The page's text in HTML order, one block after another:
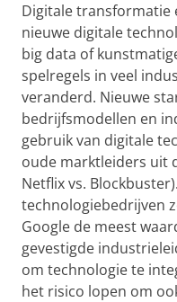
Digitale transformatie
nieuwe digitale
big data of
spelregels in veel
veranderd. Nieuwe
bedrijfsmodellen en
gebruik van digitale
oude marktleiders uit
Netflix vs.
technologiebedrijven
Google de meest
gevestigde
om technologie te
het risico lopen om